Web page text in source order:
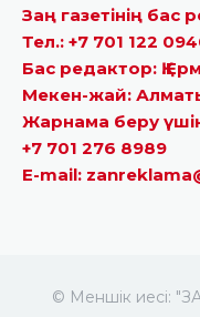
Заң газетінің
Тел.: +7 701 122
Бас редактор:
Мекен-жай:
Жарнама беру
+7 701 276 8989
E-mail:
© Меншік иесі: